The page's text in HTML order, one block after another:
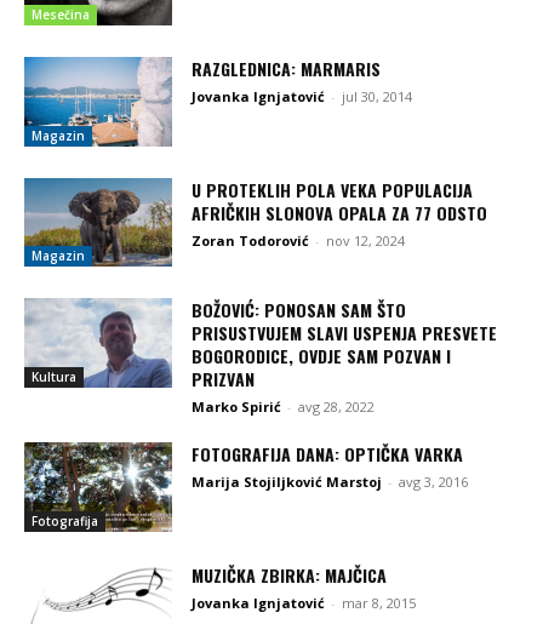
Mesečina
Magazin
RAZGLEDNICA: MARMARIS
Jovanka Ignjatović - jul 30, 2014
Magazin
U PROTEKLIH POLA VEKA POPULACIJA
AFRIČKIH SLONOVA OPALA ZA 77 ODSTO
Zoran Todorović - nov 12, 2024
Kultura
BOŽOVIĆ: PONOSAN SAM ŠTO
PRISUSTVUJEM SLAVI USPENJA PRESVETE
BOGORODICE, OVDJE SAM POZVAN I
PRIZVAN
Marko Spirić - avg 28, 2022
Fotografija
FOTOGRAFIJA DANA: OPTIČKA VARKA
Marija Stojiljković Marstoj - avg 3, 2016
MUZIČKA ZBIRKA: MAJČICA
Jovanka Ignjatović - mar 8, 2015